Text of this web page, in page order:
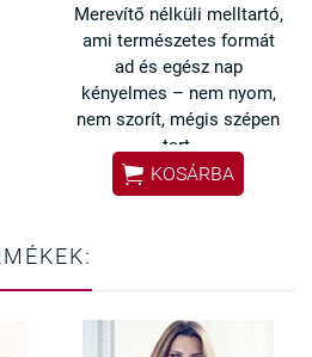
Merevítő nélküli melltartó,
ami természetes formát
ad és egész nap
kényelmes – nem nyom,
nem szorít, mégis szépen
tart.
✔ Merevítő nélkül –
✔ Pamut belső – bőrbarát
✔ Nem látszik át ruha alatt
 KOSÁRBA